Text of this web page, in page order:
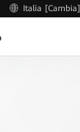
Italia [Cambia]